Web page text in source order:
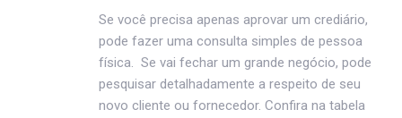
Se você precisa apenas aprovar um crediário,
pode fazer uma consulta simples de pessoa
física. Se vai fechar um grande negócio, pode
pesquisar detalhadamente a respeito de seu
novo cliente ou fornecedor. Confira na tabela